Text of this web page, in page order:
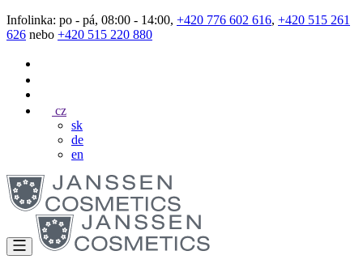
Infolinka: po - pá, 08:00 - 14:00, +420 776 602 616, +420 515 261
626 nebo +420 515 220 880
cz
sk
de
en